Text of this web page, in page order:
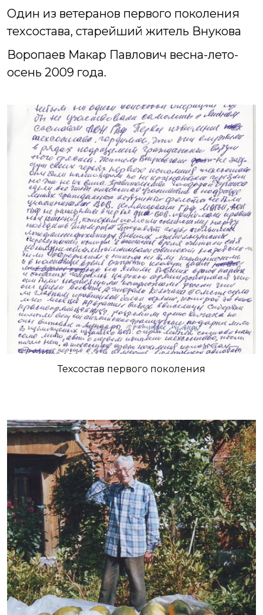
Один из ветеранов первого поколения
техсостава, старейший житель Внукова
Воропаев Макар Павлович весна-лето-
осень 2009 года.
Техсостав первого поколения